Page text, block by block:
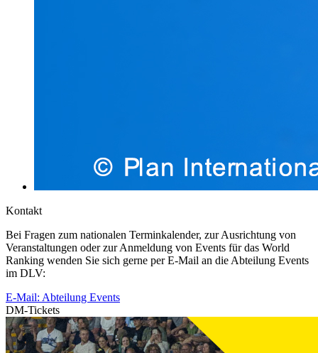
Kontakt
Bei Fragen zum nationalen Terminkalender, zur Ausrichtung von
Veranstaltungen oder zur Anmeldung von Events für das World
Ranking wenden Sie sich gerne per E-Mail an die Abteilung Events
im DLV:
E-Mail: Abteilung Events
DM-Tickets